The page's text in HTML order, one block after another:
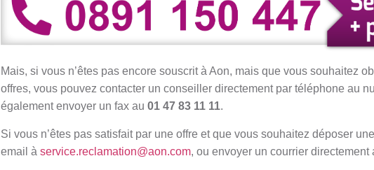
Mais, si vous n’êtes pas encore souscrit à Aon, mais que vous souhaitez
offres, vous pouvez contacter un conseiller directement par téléphone au
également envoyer un fax au 01 47 83 11 11.
Si vous n’êtes pas satisfait par une offre et que vous souhaitez déposer
email à service.reclamation@aon.com, ou envoyer un courrier